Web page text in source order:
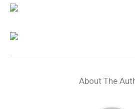
About The